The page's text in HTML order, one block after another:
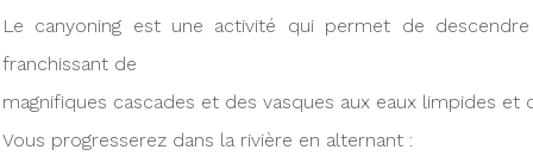
Le canyoning est une activité qui permet de
franchissant de
magnifiques cascades et des vasques aux eaux limpides et
Vous progresserez dans la rivière en alternant :